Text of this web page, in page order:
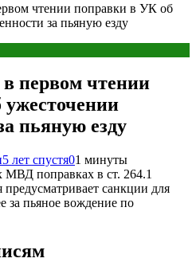
чтении поправки в УК об
за пьяную езду
в первом чтении
пьяную езду
5 лет спустя01 минуты
МВД поправках в ст. 264.1
предусматривает санкции для
за пьяное вождение по